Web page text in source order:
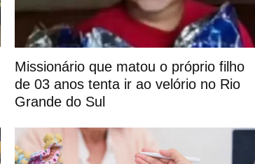
Missionário que matou o próprio filho
de 03 anos tenta ir ao velório no Rio
Grande do Sul